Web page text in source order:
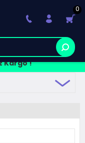
Kargo !
0